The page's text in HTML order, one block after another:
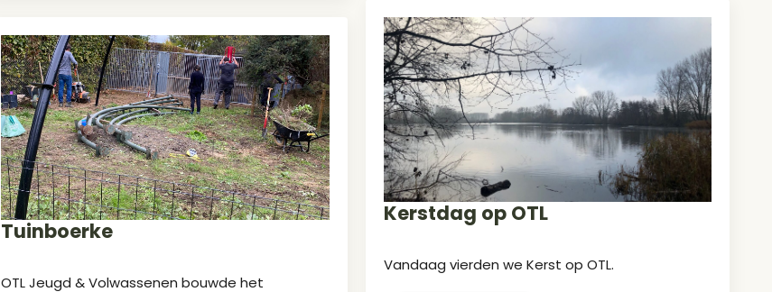
Kerstdag op OTL
Vandaag vierden we Kerst op OTL.
Tuinboerke
OTL Jeugd & Volwassenen bouwde het